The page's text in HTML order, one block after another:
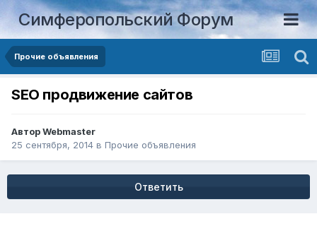
Симферопольский Форум
Прочие объявления
SEO продвижение сайтов
АвторWebmaster
25 сентября, 2014 в Прочие объявления
Ответить